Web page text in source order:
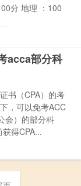
分 地理 ：100
acca部分科
书（CPA）的考
，可以免考ACC
会）的部分科
得CPA...